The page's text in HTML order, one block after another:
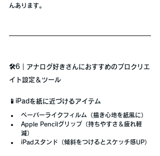
んあります。
🛠️6｜アナログ好きさんにおすすめのプロクリエ
イト設定＆ツール
📱iPadを紙に近づけるアイテム
ペーパーライクフィルム （描き心地を紙風に）
Apple Pencilグリップ （持ちやすさ＆疲れ軽
減）
iPadスタンド （傾斜をつけるとスケッチ感UP）